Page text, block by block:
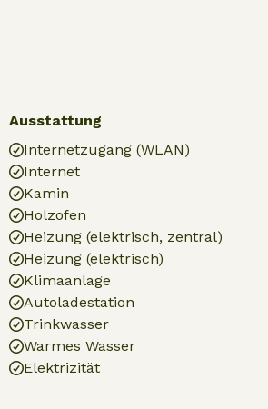
Ausstattung
Internetzugang (WLAN)
Internet
Kamin
Holzofen
Heizung (elektrisch, zentral)
Heizung (elektrisch)
Klimaanlage
Autoladestation
Trinkwasser
Warmes Wasser
Elektrizität